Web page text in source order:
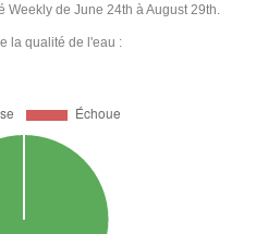
de June 24th à August 29th.
la qualité de l'eau :